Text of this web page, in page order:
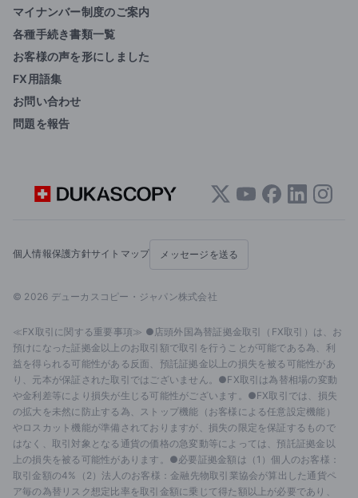
マイナンバー制度のご案内
各種手続き書類一覧
お客様の声を形にしました
FX用語集
お問い合わせ
問題を報告
個人情報保護方針サイトマップ メッセージを送る
© 2026 デューカスコピー・ジャパン株式会社
≪FX取引に関する重要事項≫ ●店頭外国為替証拠金取引（FX取引）は、お
預けになった証拠金以上のお取引額で取引を行うことが可能である為、利
益を得られる可能性がある反面、預託証拠金以上の損失を被る可能性があ
り、元本が保証された取引ではございません。●FX取引は為替相場の変動
や金利差等により損失が生じる可能性がございます。●FX取引では、損失
の拡大を未然に防止する為、ストップ機能（お客様による任意設定機能）
やロスカット機能が準備されておりますが、損失の限定を保証するもので
はなく、取引対象となる通貨の価格の急変動等によっては、預託証拠金以
上の損失を被る可能性があります。●必要証拠金額は（1）個人のお客様：
取引金額の4%（2）法人のお客様：金融先物取引業協会が算出した通貨ペ
ア毎の為替リスク想定比率を取引金額に乗じて得た額以上が必要であり、